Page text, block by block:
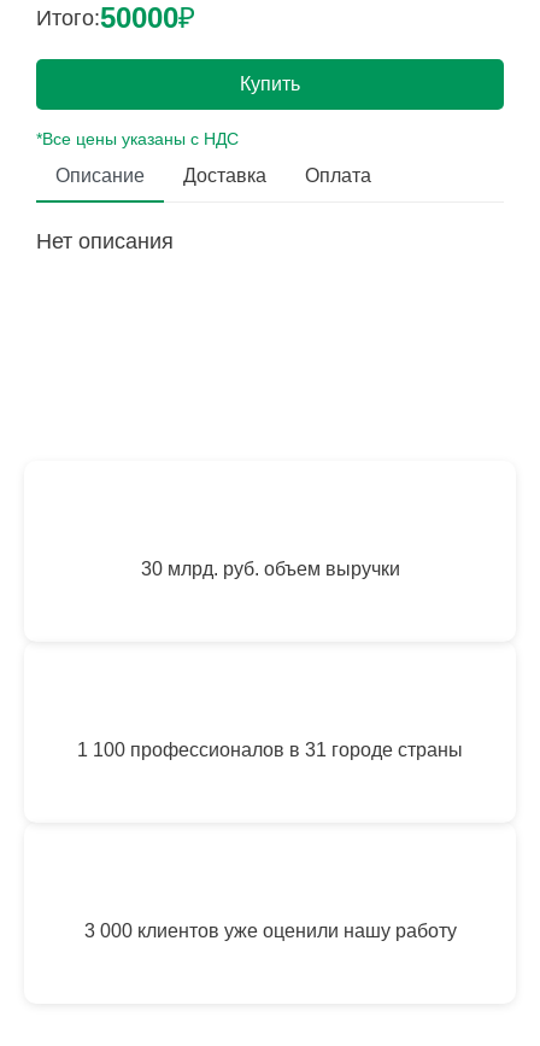
Итого:50000₽
Купить
*Все цены указаны с НДС
Описание Доставка Оплата
Нет описания
30 млрд. руб. объем выручки
1 100 профессионалов в 31 городе страны
3 000 клиентов уже оценили нашу работу